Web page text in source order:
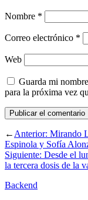
Nombre *
Correo electrónico *
Web
Guarda mi
para la próxima vez
←Anterior: Mirando
Espinola y Sofía
Siguiente: Desde el
la tercera dosis de la
Backend